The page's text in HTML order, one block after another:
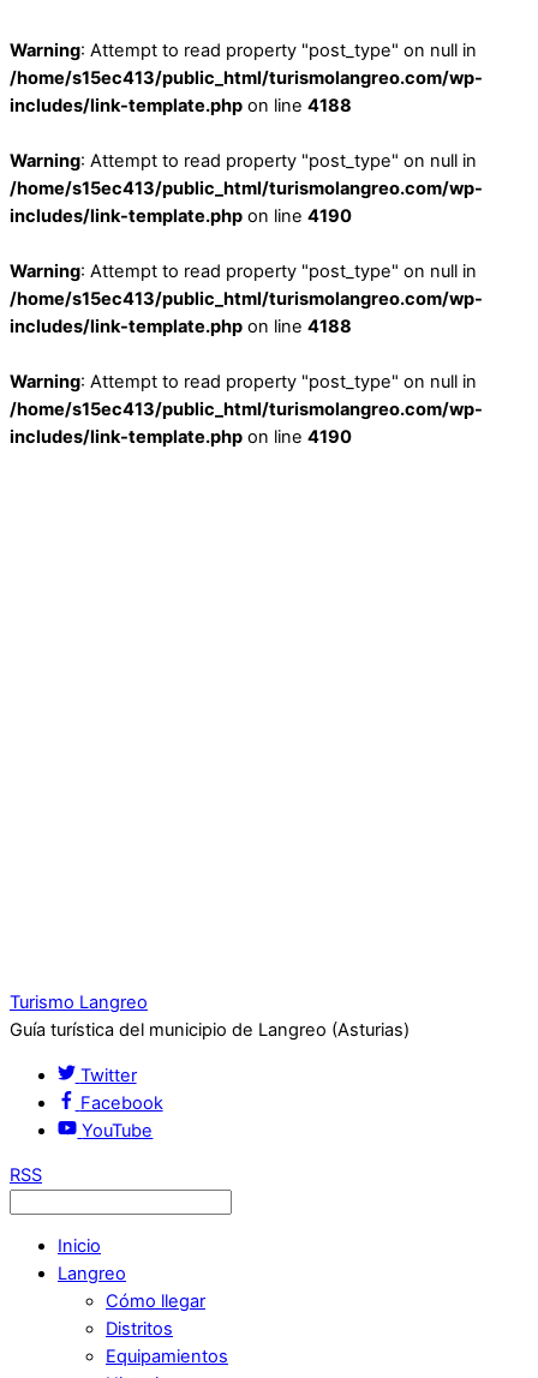
Warning: Attempt to read property "post_type" on null in
/home/s15ec413/public_html/turismolangreo.com/wp-
includes/link-template.php on line 4188
Warning: Attempt to read property "post_type" on null in
/home/s15ec413/public_html/turismolangreo.com/wp-
includes/link-template.php on line 4190
Warning: Attempt to read property "post_type" on null in
/home/s15ec413/public_html/turismolangreo.com/wp-
includes/link-template.php on line 4188
Warning: Attempt to read property "post_type" on null in
/home/s15ec413/public_html/turismolangreo.com/wp-
includes/link-template.php on line 4190
Turismo Langreo
Guía turística del municipio de Langreo (Asturias)
Twitter
Facebook
YouTube
RSS
Inicio
Langreo
Cómo llegar
Distritos
Equipamientos